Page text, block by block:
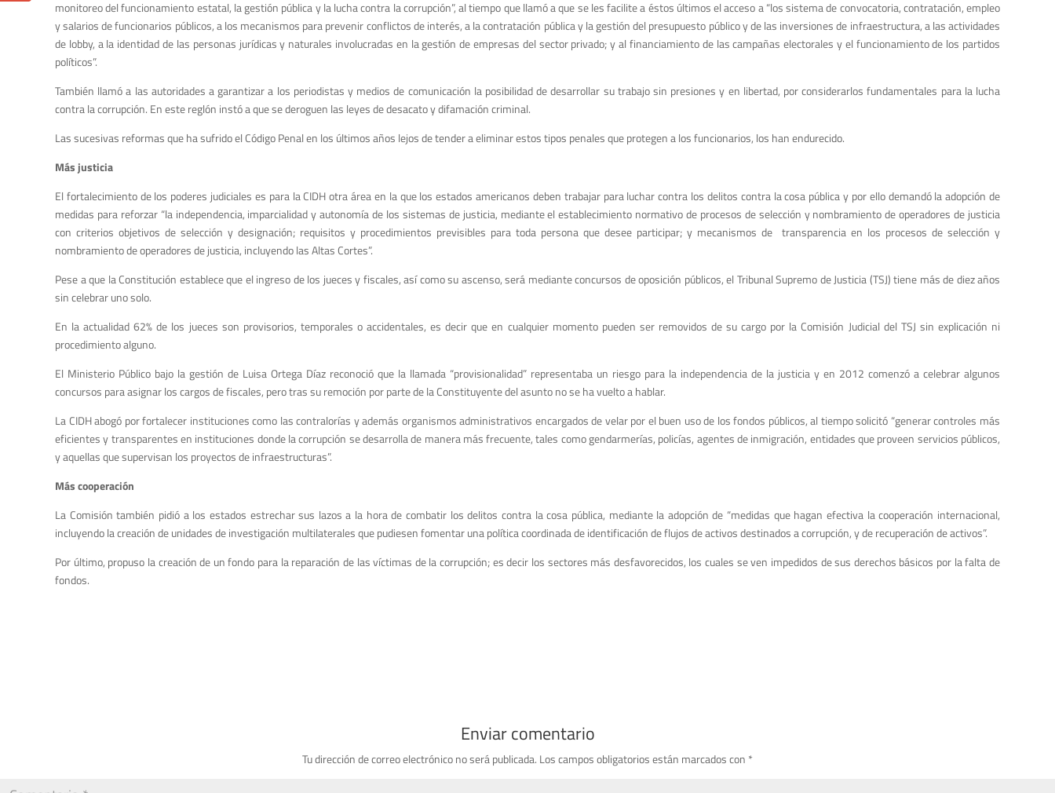
monitoreo del funcionamiento estatal, la gestión pública y la lucha contra la corrupción”, al tiempo que llamó a que se les facilite a éstos últimos el acceso a “los sistema de convocatoria, contratación, empleo
y salarios de funcionarios públicos, a los mecanismos para prevenir conflictos de interés, a la contratación pública y la gestión del presupuesto público y de las inversiones de infraestructura, a las actividades
de lobby, a la identidad de las personas jurídicas y naturales involucradas en la gestión de empresas del sector privado; y al financiamiento de las campañas electorales y el funcionamiento de los partidos
políticos”.
También llamó a las autoridades a garantizar a los periodistas y medios de comunicación la posibilidad de desarrollar su trabajo sin presiones y en libertad, por considerarlos fundamentales para la lucha
contra la corrupción. En este reglón instó a que se deroguen las leyes de desacato y difamación criminal.
Las sucesivas reformas que ha sufrido el Código Penal en los últimos años lejos de tender a eliminar estos tipos penales que protegen a los funcionarios, los han endurecido.
Más justicia
El fortalecimiento de los poderes judiciales es para la CIDH otra área en la que los estados americanos deben trabajar para luchar contra los delitos contra la cosa pública y por ello demandó la adopción de
medidas para reforzar “la independencia, imparcialidad y autonomía de los sistemas de justicia, mediante el establecimiento normativo de procesos de selección y nombramiento de operadores de justicia
con criterios objetivos de selección y designación; requisitos y procedimientos previsibles para toda persona que desee participar; y mecanismos de transparencia en los procesos de selección y
nombramiento de operadores de justicia, incluyendo las Altas Cortes”.
Pese a que la Constitución establece que el ingreso de los jueces y fiscales, así como su ascenso, será mediante concursos de oposición públicos, el Tribunal Supremo de Justicia (TSJ) tiene más de diez años
sin celebrar uno solo.
En la actualidad 62% de los jueces son provisorios, temporales o accidentales, es decir que en cualquier momento pueden ser removidos de su cargo por la Comisión Judicial del TSJ sin explicación ni
procedimiento alguno.
El Ministerio Público bajo la gestión de Luisa Ortega Díaz reconoció que la llamada “provisionalidad” representaba un riesgo para la independencia de la justicia y en 2012 comenzó a celebrar algunos
concursos para asignar los cargos de fiscales, pero tras su remoción por parte de la Constituyente del asunto no se ha vuelto a hablar.
La CIDH abogó por fortalecer instituciones como las contralorías y además organismos administrativos encargados de velar por el buen uso de los fondos públicos, al tiempo solicitó “generar controles más
eficientes y transparentes en instituciones donde la corrupción se desarrolla de manera más frecuente, tales como gendarmerías, policías, agentes de inmigración, entidades que proveen servicios públicos,
y aquellas que supervisan los proyectos de infraestructuras”.
Más cooperación
La Comisión también pidió a los estados estrechar sus lazos a la hora de combatir los delitos contra la cosa pública, mediante la adopción de “medidas que hagan efectiva la cooperación internacional,
incluyendo la creación de unidades de investigación multilaterales que pudiesen fomentar una política coordinada de identificación de flujos de activos destinados a corrupción, y de recuperación de activos”.
Por último, propuso la creación de un fondo para la reparación de las víctimas de la corrupción; es decir los sectores más desfavorecidos, los cuales se ven impedidos de sus derechos básicos por la falta de
fondos.
Enviar comentario
Tu dirección de correo electrónico no será publicada. Los campos obligatorios están marcados con *